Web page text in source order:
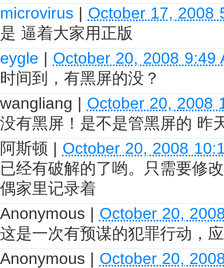
microvirus | October 17, 2008
是 逼着大家用正版
eygle | October 20, 2008 9:49
时间到，有黑屏的没？
wangliang | October 20, 2008
没有黑屏！是不是管黑屏的 昨
阿斯顿 | October 20, 2008
已经有破解的了哟。只需要修
偶家里记录着
Anonymous | October 20,
这是一次有预谋的犯罪行动，
Anonymous | October 20,